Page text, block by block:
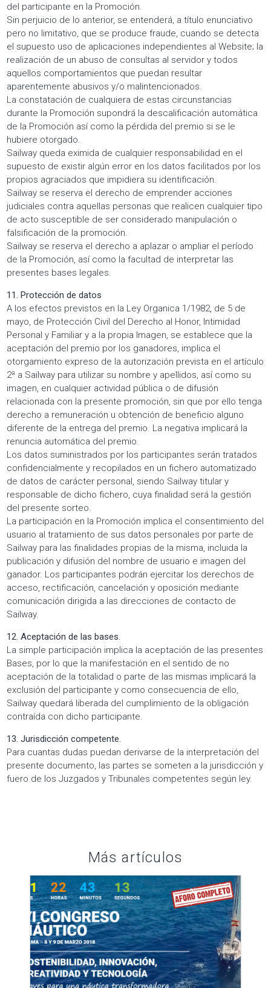
del participante en la Promoción.
Sin perjuicio de lo anterior, se entenderá, a título enunciativo
pero no limitativo, que se produce fraude, cuando se detecta
el supuesto uso de aplicaciones independientes al Website; la
realización de un abuso de consultas al servidor y todos
aquellos comportamientos que puedan resultar
aparentemente abusivos y/o malintencionados.
La constatación de cualquiera de estas circunstancias
durante la Promoción supondrá la descalificación automática
de la Promoción así como la pérdida del premio si se le
hubiere otorgado.
Sailway queda eximida de cualquier responsabilidad en el
supuesto de existir algún error en los datos facilitados por los
propios agraciados que impidiera su identificación.
Sailway se reserva el derecho de emprender acciones
judiciales contra aquellas personas que realicen cualquier tipo
de acto susceptible de ser considerado manipulación o
falsificación de la promoción.
Sailway se reserva el derecho a aplazar o ampliar el período
de la Promoción, así como la facultad de interpretar las
presentes bases legales.
11. Protección de datos
A los efectos previstos en la Ley Organica 1/1982, de 5 de
mayo, de Protección Civil del Derecho al Honor, Intimidad
Personal y Familiar y a la propia Imagen, se establece que la
aceptación del premio por los ganadores, implica el
otorgamiento expreso de la autorización prevista en el artículo
2ª a Sailway para utilizar su nombre y apellidos, así como su
imagen, en cualquier actividad pública o de difusión
relacionada con la presente promoción, sin que por ello tenga
derecho a remuneración u obtención de beneficio alguno
diferente de la entrega del premio. La negativa implicará la
renuncia automática del premio.
Los datos suministrados por los participantes serán tratados
confidencialmente y recopilados en un fichero automatizado
de datos de carácter personal, siendo Sailway titular y
responsable de dicho fichero, cuya finalidad será la gestión
del presente sorteo.
La participación en la Promoción implica el consentimiento del
usuario al tratamiento de sus datos personales por parte de
Sailway para las finalidades propias de la misma, incluida la
publicación y difusión del nombre de usuario e imagen del
ganador. Los participantes podrán ejercitar los derechos de
acceso, rectificación, cancelación y oposición mediante
comunicación dirigida a las direcciones de contacto de
Sailway.
12. Aceptación de las bases.
La simple participación implica la aceptación de las presentes
Bases, por lo que la manifestación en el sentido de no
aceptación de la totalidad o parte de las mismas implicará la
exclusión del participante y como consecuencia de ello,
Sailway quedará liberada del cumplimiento de la obligación
contraída con dicho participante.
13. Jurisdicción competente.
Para cuantas dudas puedan derivarse de la interpretación del
presente documento, las partes se someten a la jurisdicción y
fuero de los Juzgados y Tribunales competentes según ley.
Más artículos